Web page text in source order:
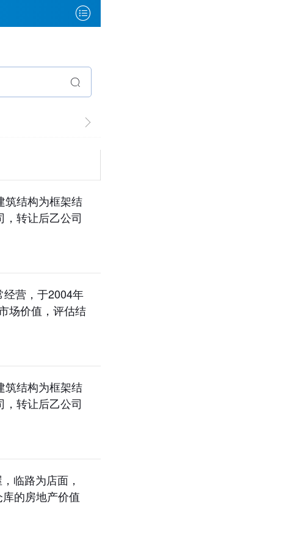
筑结构为框架结
转让后乙公司
营，于2004年
场价值，评估结
筑结构为框架结
转让后乙公司
临路为店面，
的房地产价值